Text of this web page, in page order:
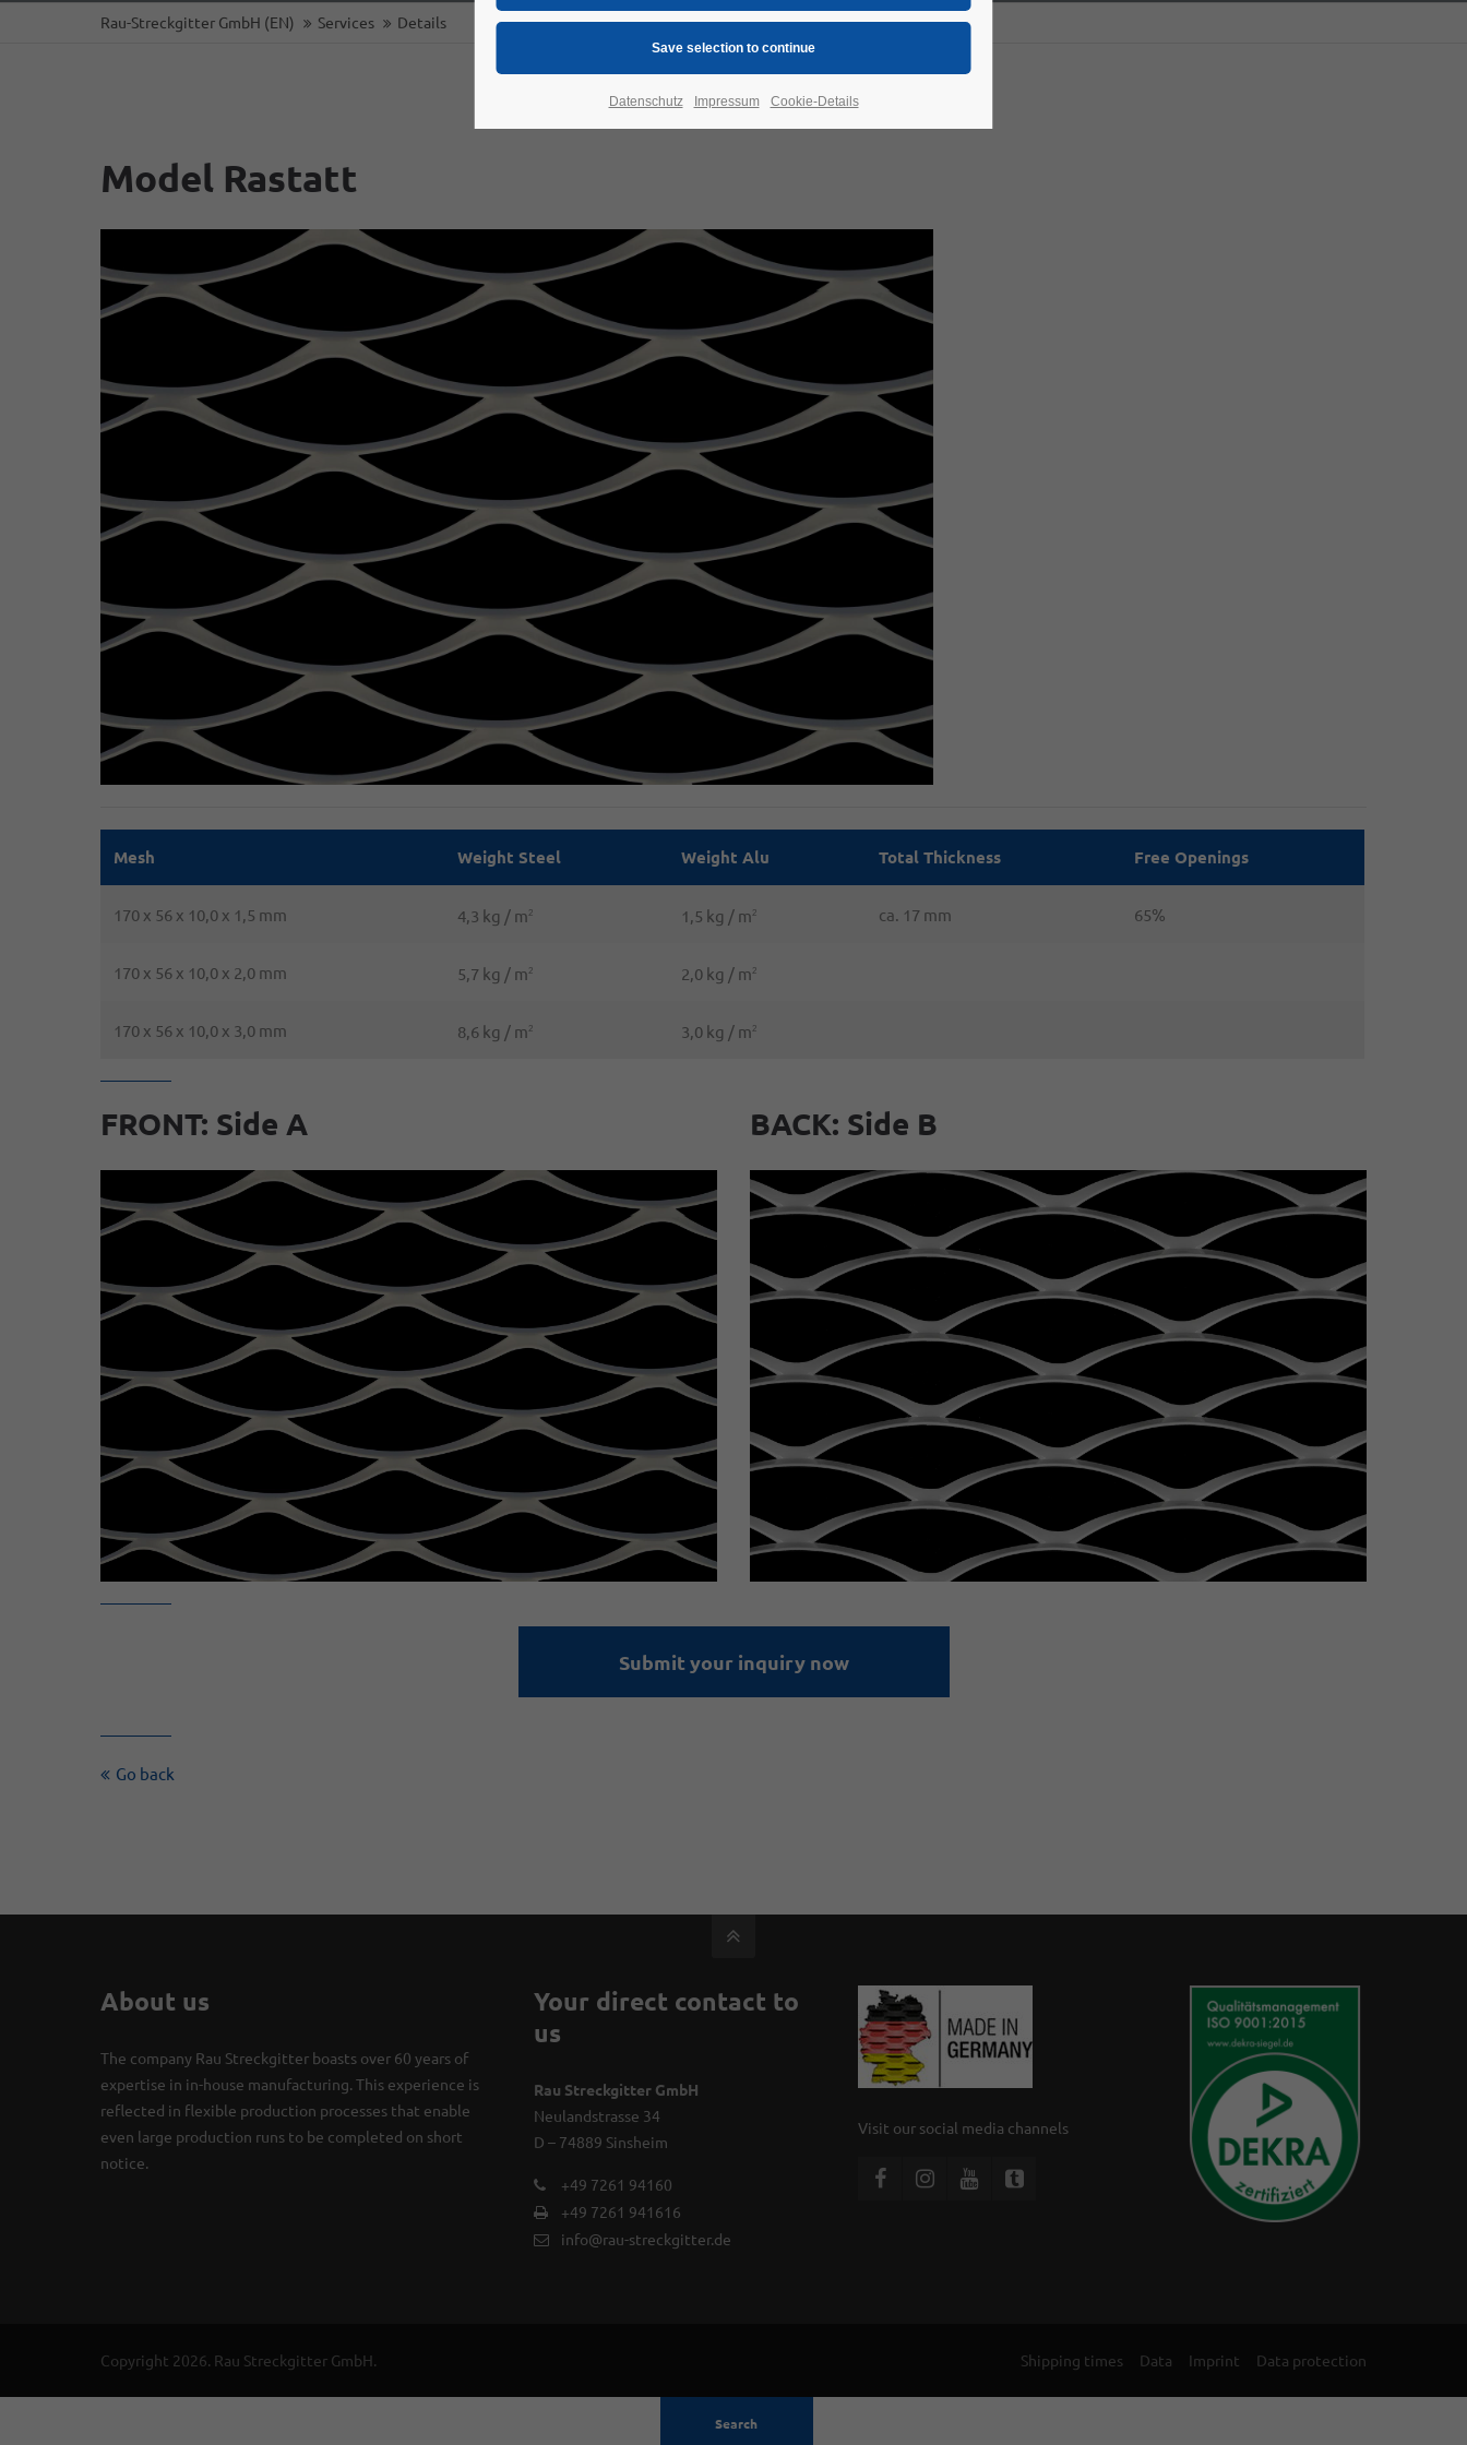
Rau-Streckgitter GmbH (EN) Services Details
Model Rastatt
Mesh Weight Steel Weight Alu Total Thickness Free Openings
170 x 56 x 10,0 x 1,5 mm 4,3 kg / m2 1,5 kg / m2 ca. 17 mm 65%
170 x 56 x 10,0 x 2,0 mm 5,7 kg / m2 2,0 kg / m2
170 x 56 x 10,0 x 3,0 mm 8,6 kg / m2 3,0 kg / m2
FRONT: Side A BACK: Side B
Submit your inquiry now
Go back
About us
The company Rau Streckgitter boasts over 60 years of
expertise in in-house manufacturing. This experience is
reflected in flexible production processes that enable
even large production runs to be completed on short
notice.
Your direct contact to
us
Rau Streckgitter GmbH
Neulandstrasse 34
D – 74889 Sinsheim
+49 7261 94160
+49 7261 941616
info@rau-streckgitter.de
Visit our social media channels
Copyright 2026. Rau Streckgitter GmbH. Shipping times Data Imprint Data protection
Datenschutz Impressum Cookie-Details
Search